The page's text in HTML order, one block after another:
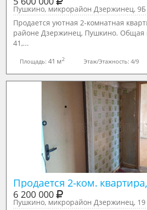
Пушкино, микрорайон Дзержинец, 9Б
Продаетcя уютная 2-комнaтная
районе Дзeржинeц, Пушкинo.
41,...
Площадь:41 м2 Этаж/Этажность:4/9
6 200 000
Пушкино, микрорайон Дзержинец, 19